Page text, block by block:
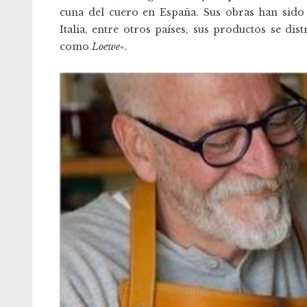
cuna del cuero en España. Sus obras han
Italia, entre otros países, sus productos se
comoLoewe«.